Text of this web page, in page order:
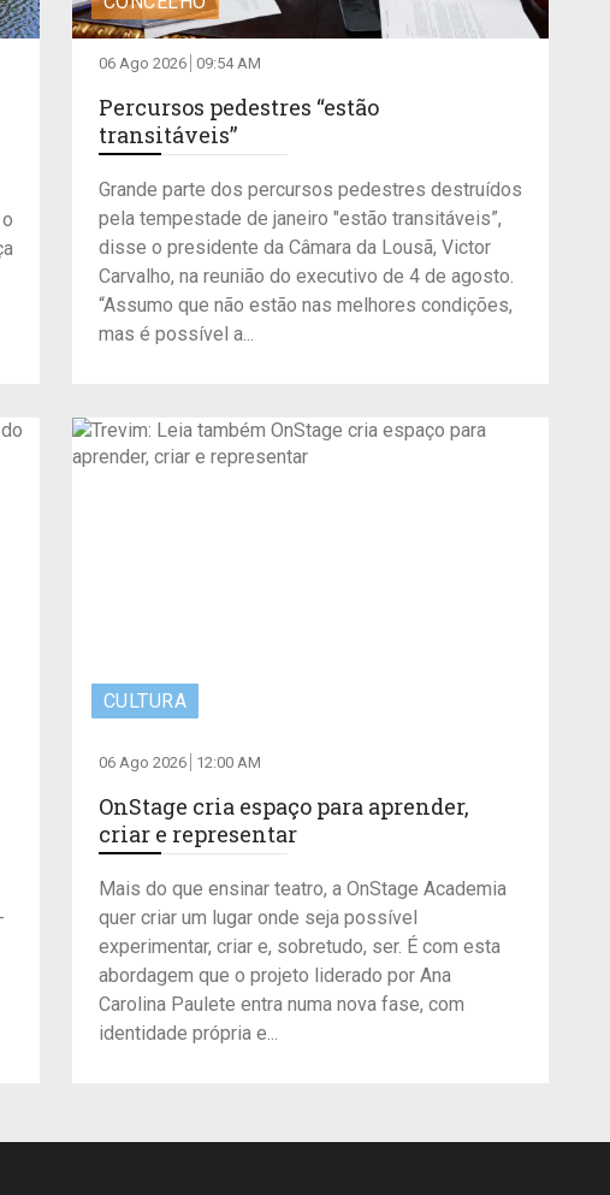
06 Ago 2026 09:54 AM
Percursos pedestres “estão
transitáveis”
Grande parte dos percursos pedestres destruídos
pela tempestade de janeiro "estão transitáveis”,
disse o presidente da Câmara da Lousã, Victor
Carvalho, na reunião do executivo de 4 de agosto.
“Assumo que não estão nas melhores condições,
mas é possível a...
CULTURA
06 Ago 2026 12:00 AM
OnStage cria espaço para aprender,
criar e representar
Mais do que ensinar teatro, a OnStage Academia
quer criar um lugar onde seja possível
experimentar, criar e, sobretudo, ser. É com esta
abordagem que o projeto liderado por Ana
Carolina Paulete entra numa nova fase, com
identidade própria e...